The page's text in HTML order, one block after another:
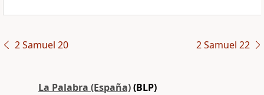
2 Samuel 20 2 Samuel 22
La Palabra (España)(BLP)